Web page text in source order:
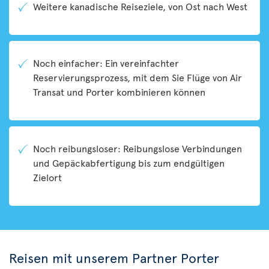
Weitere kanadische Reiseziele, von Ost nach West
Noch einfacher: Ein vereinfachter
Reservierungsprozess, mit dem Sie Flüge von Air
Transat und Porter kombinieren können
Noch reibungsloser: Reibungslose Verbindungen
und Gepäckabfertigung bis zum endgültigen
Zielort
Reisen mit unserem Partner Porter